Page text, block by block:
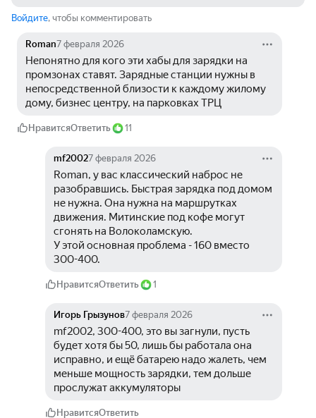
Войдите, чтобы комментировать
Roman7 февраля 2026
Непонятно для кого эти хабы для зарядки на
промзонах ставят. Зарядные станции нужны в
непосредственной близости к каждому жилому
дому, бизнес центру, на парковках ТРЦ
НравитсяОтветить 11
mf20027 февраля 2026
Roman, у вас классический наброс не
разобравшись. Быстрая зарядка под домом
не нужна. Она нужна на маршрутках
движения. Митинские под кофе могут
сгонять на Волоколамскую.
У этой основная проблема - 160 вместо
300-400.
НравитсяОтветить 1
Игорь Грызунов7 февраля 2026
mf2002, 300-400, это вы загнули, пусть
будет хотя бы 50, лишь бы работала она
исправно, и ещё батарею надо жалеть, чем
меньше мощность зарядки, тем дольше
прослужат аккумуляторы
НравитсяОтветить